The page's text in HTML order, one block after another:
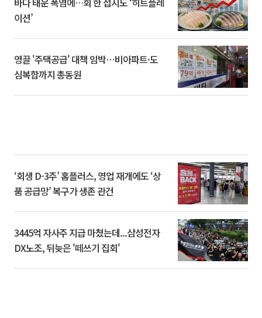
이션’
영끌 '주택공급' 대책 임박⋯비아파트·도
심복합까지 총동원
‘회생 D-3주’ 홈플러스, 영업 재개에도 ‘상
품 공급망’ 복구가 생존 관건
3445억 자사주 지급 마쳤는데...삼성전자
DX노조, 뒤늦은 '떼쓰기 집회'